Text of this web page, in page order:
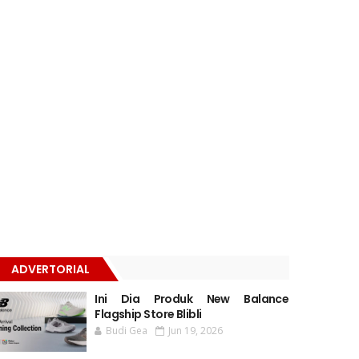
ADVERTORIAL
Ini Dia Produk New Balance
Flagship Store Blibli
Budi Gea Jun 19, 2026